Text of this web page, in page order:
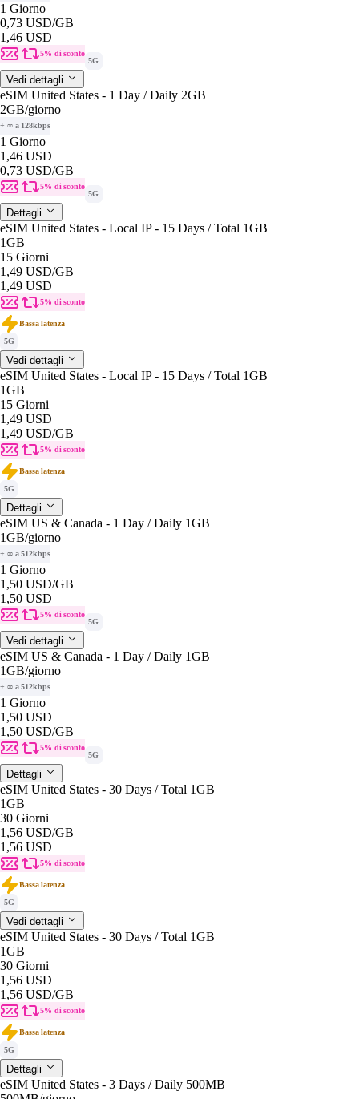
1 Giorno
0,73 USD/GB
1,46 USD
5% di sconto
5G
Vedi dettagli
eSIM United States - 1 Day / Daily 2GB
2GB/giorno
+ ∞ a 128kbps
1 Giorno
1,46 USD
0,73 USD/GB
5% di sconto
5G
Dettagli
eSIM United States - Local IP - 15 Days / Total 1GB
1GB
15 Giorni
1,49 USD/GB
1,49 USD
5% di sconto
Bassa latenza
5G
Vedi dettagli
eSIM United States - Local IP - 15 Days / Total 1GB
1GB
15 Giorni
1,49 USD
1,49 USD/GB
5% di sconto
Bassa latenza
5G
Dettagli
eSIM US & Canada - 1 Day / Daily 1GB
1GB/giorno
+ ∞ a 512kbps
1 Giorno
1,50 USD/GB
1,50 USD
5% di sconto
5G
Vedi dettagli
eSIM US & Canada - 1 Day / Daily 1GB
1GB/giorno
+ ∞ a 512kbps
1 Giorno
1,50 USD
1,50 USD/GB
5% di sconto
5G
Dettagli
eSIM United States - 30 Days / Total 1GB
1GB
30 Giorni
1,56 USD/GB
1,56 USD
5% di sconto
Bassa latenza
5G
Vedi dettagli
eSIM United States - 30 Days / Total 1GB
1GB
30 Giorni
1,56 USD
1,56 USD/GB
5% di sconto
Bassa latenza
5G
Dettagli
eSIM United States - 3 Days / Daily 500MB